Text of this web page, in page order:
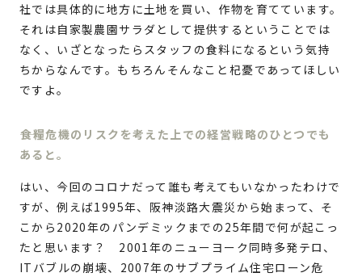
社では具体的に地方に土地を買い、作物を育てています。
それは自家製農園サラダとして提供するということでは
なく、いざとなったらスタッフの食料になるという気持
ちからなんです。もちろんそんなこと杞憂であってほしい
ですよ。
食糧危機のリスクを考えた上での経営戦略のひとつでも
あると。
はい、今回のコロナだって誰も考えてもいなかったわけで
すが、例えば1995年、阪神淡路大震災から始まって、そ
こから2020年のパンデミックまでの25年間で何が起こっ
たと思います？ 2001年のニューヨーク同時多発テロ、
ITバブルの崩壊、2007年のサブプライム住宅ローン危